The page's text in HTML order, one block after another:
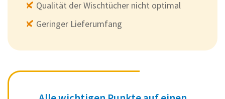
Qualität der Wischtücher nicht optimal
Geringer Lieferumfang